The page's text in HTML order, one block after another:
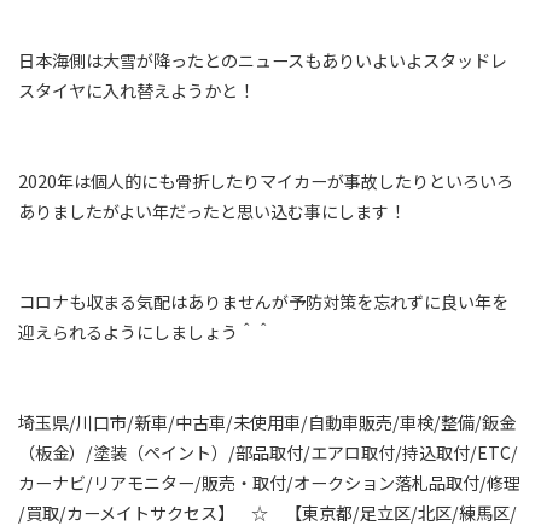
日本海側は大雪が降ったとのニュースもありいよいよスタッドレ
スタイヤに入れ替えようかと！
2020年は個人的にも骨折したりマイカーが事故したりといろいろ
ありましたがよい年だったと思い込む事にします！
コロナも収まる気配はありませんが予防対策を忘れずに良い年を
迎えられるようにしましょう＾＾
埼玉県/川口市/新車/中古車/未使用車/自動車販売/車検/整備/鈑金
（板金）/塗装（ペイント）/部品取付/エアロ取付/持込取付/ETC/
カーナビ/リアモニター/販売・取付/オークション落札品取付/修理
/買取/カーメイトサクセス】 ☆ 【東京都/足立区/北区/練馬区/